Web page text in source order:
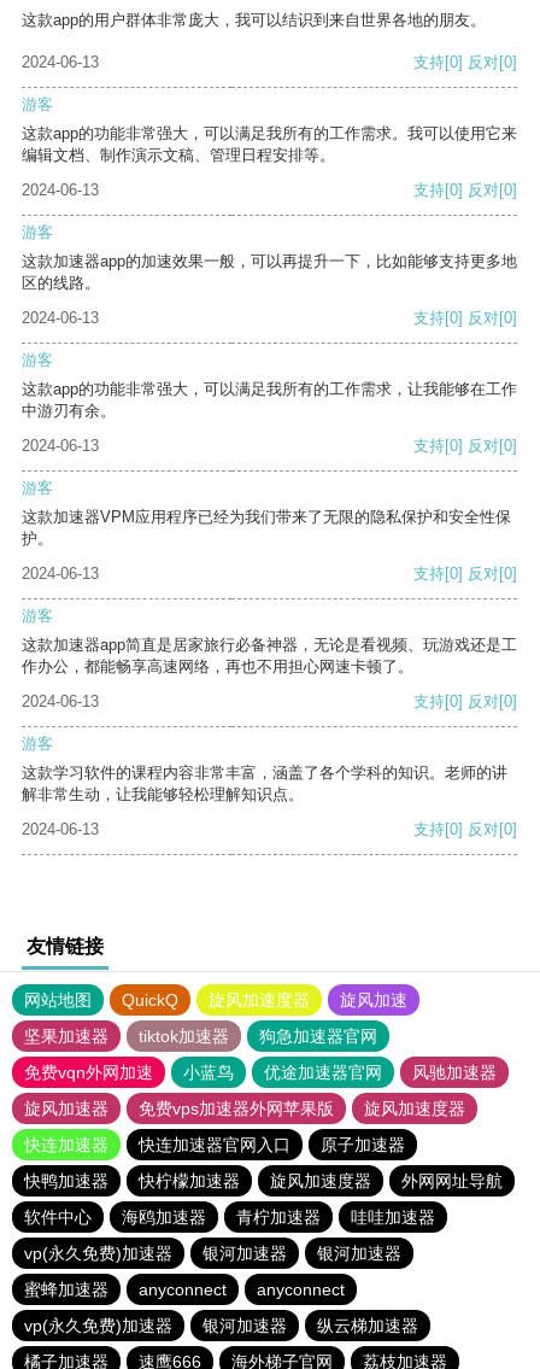
这款app的用户群体非常庞大，我可以结识到来自世界各地的朋友。
2024-06-13 支持[0] 反对[0]
游客
这款app的功能非常强大，可以满足我所有的工作需求。我可以使用它来
编辑文档、制作演示文稿、管理日程安排等。
2024-06-13
支持[0] 反对[0]
游客
这款加速器app的加速效果一般，可以再提升一下，比如能够支持更多地
区的线路。
2024-06-13
支持[0] 反对[0]
游客
这款app的功能非常强大，可以满足我所有的工作需求，让我能够在工作
中游刃有余。
2024-06-13
支持[0] 反对[0]
游客
这款加速器VPM应用程序已经为我们带来了无限的隐私保护和安全性保
护。
2024-06-13
支持[0] 反对[0]
游客
这款加速器app简直是居家旅行必备神器，无论是看视频、玩游戏还是工
作办公，都能畅享高速网络，再也不用担心网速卡顿了。
2024-06-13
支持[0] 反对[0]
游客
这款学习软件的课程内容非常丰富，涵盖了各个学科的知识。老师的讲
解非常生动，让我能够轻松理解知识点。
2024-06-13
支持[0] 反对[0]
友情链接
网站地图 QuickQ 旋风加速度器
旋风加速
坚果加速器
tiktok加速器
狗急加速器官网
免费vqn外网加速
小蓝鸟 优途加速器官网
风驰加速器
旋风加速器
免费vps加速器外网苹果版
旋风加速度器
快连加速器
快连加速器官网入口
原子加速器
快鸭加速器
快柠檬加速器 旋风加速度器
外网网址导航
软件中心
海鸥加速器 青柠加速器
哇哇加速器
vp(永久免费)加速器
银河加速器
银河加速器
蜜蜂加速器
anyconnect
anyconnect
vp(永久免费)加速器
银河加速器
纵云梯加速器
橘子加速器
速鹰666 海外梯子官网 荔枝加速器